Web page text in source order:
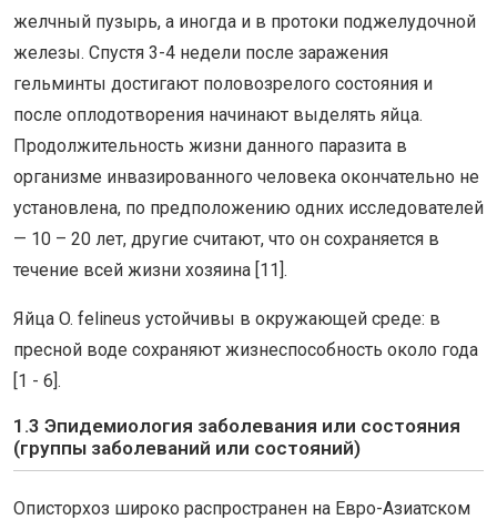
желчный пузырь, а иногда и в протоки поджелудочной
железы. Спустя 3-4 недели после заражения
гельминты достигают половозрелого состояния и
после оплодотворения начинают выделять яйца.
Продолжительность жизни данного паразита в
организме инвазированного человека окончательно не
установлена, по предположению одних исследователей
— 10 – 20 лет, другие считают, что он сохраняется в
течение всей жизни хозяина [11].
Яйца O. felineus устойчивы в окружающей среде: в
пресной воде сохраняют жизнеспособность около года
[1 - 6].
1.3 Эпидемиология заболевания или состояния
(группы заболеваний или состояний)
Описторхоз широко распространен на Евро-Азиатском